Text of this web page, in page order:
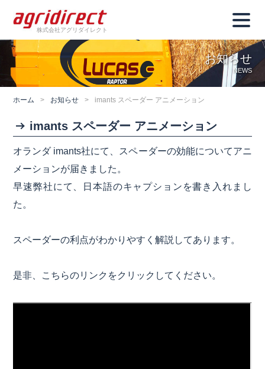
株式会社アグリダイレクト
お知らせ
NEWS
ホーム > お知らせ > imants スペーダー アニメーション
imants スペーダー アニメーション
オランダ imants社にて、スペーダーの効能についてアニ
メーションが届きました。
早速弊社にて、日本語のキャプションを書き入れまし
た。
スペーダーの利点がわかりやすく解説してあります。
是非、こちらのリンクをクリックしてください。